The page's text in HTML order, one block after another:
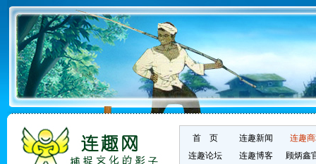
首 页 连趣新闻
连趣
连趣论坛
连趣博客 顾炳鑫